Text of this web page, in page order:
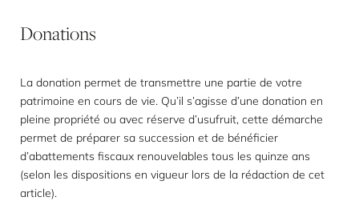
Donations
La donation permet de transmettre une partie de votre
patrimoine en cours de vie. Qu’il s’agisse d’une donation en
pleine propriété ou avec réserve d’usufruit, cette démarche
permet de préparer sa succession et de bénéficier
d’abattements fiscaux renouvelables tous les quinze ans
(selon les dispositions en vigueur lors de la rédaction de cet
article).